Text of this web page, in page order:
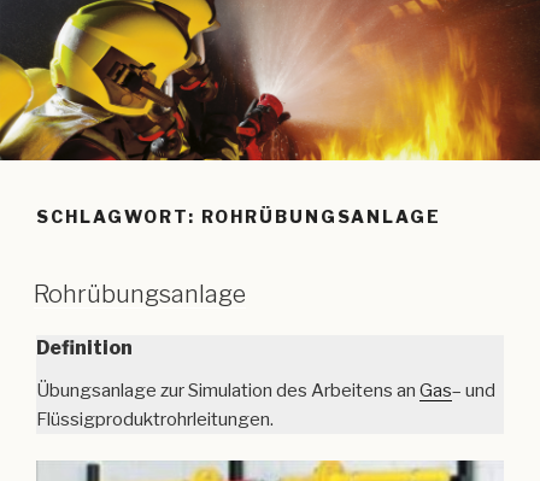
SCHLAGWORT: ROHRÜBUNGSANLAGE
Rohrübungsanlage
Definition
Übungsanlage zur Simulation des Arbeitens an Gas– und
Flüssigproduktrohrleitungen.